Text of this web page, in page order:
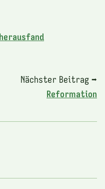
Nächster Beitrag ➡
Reformation